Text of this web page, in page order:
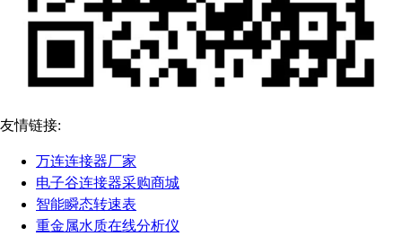
友情链接:
万连连接器厂家
电子谷连接器采购商城
智能瞬态转速表
重金属水质在线分析仪